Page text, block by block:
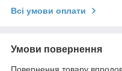
Всі умови оплати
Умови повернення